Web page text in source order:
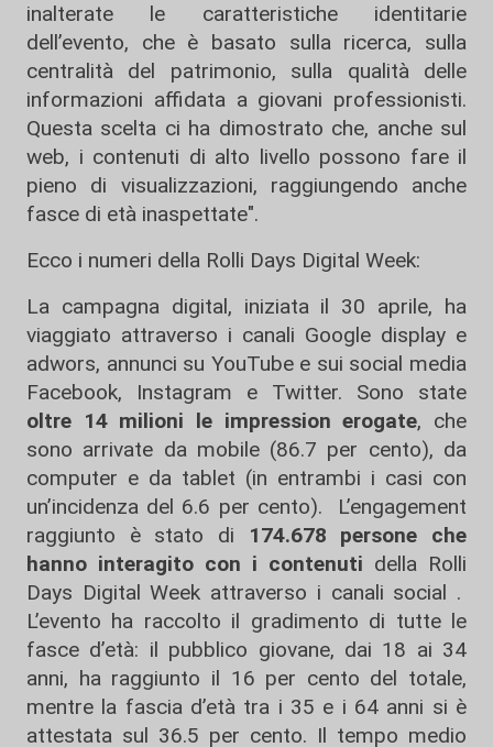
inalterate le caratteristiche identitarie
dell’evento, che è basato sulla ricerca, sulla
centralità del patrimonio, sulla qualità delle
informazioni affidata a giovani professionisti.
Questa scelta ci ha dimostrato che, anche sul
web, i contenuti di alto livello possono fare il
pieno di visualizzazioni, raggiungendo anche
fasce di età inaspettate".
Ecco i numeri della Rolli Days Digital Week:
La campagna digital, iniziata il 30 aprile, ha
viaggiato attraverso i canali Google display e
adwors, annunci su YouTube e sui social media
Facebook, Instagram e Twitter. Sono state
oltre 14 milioni le impression erogate, che
sono arrivate da mobile (86.7 per cento), da
computer e da tablet (in entrambi i casi con
un’incidenza del 6.6 per cento). L’engagement
raggiunto è stato di
174.678 persone che
hanno interagito con i contenuti della Rolli
Days Digital Week attraverso i canali social .
L’evento ha raccolto il gradimento di tutte le
fasce d’età: il pubblico giovane, dai 18 ai 34
anni, ha raggiunto il 16 per cento del totale,
mentre la fascia d’età tra i 35 e i 64 anni si è
attestata sul 36.5 per cento. Il tempo medio